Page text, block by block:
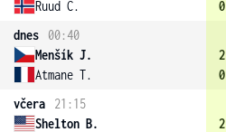
Ruud C.
0
dnes
00:40
Menšík J.
Atmane T.
2
0
včera
21:15
Shelton B.
2